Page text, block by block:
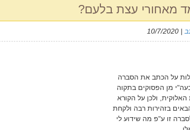
מאחורי עצת בלעם?
| 10/7/2020
על הכתב את הסברה
מן הפסוקים בתקוה
ולכן על הקורא
בזהירות רבה ולקחת
זו ע"פ מה שידוע לי